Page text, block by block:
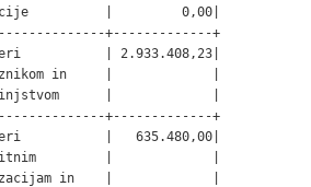
|         0,00|
+-------------+
| 2.933.408,23|
in     |             |
|             |
+-------------+
|   635.480,00|
|             |
in    |             |